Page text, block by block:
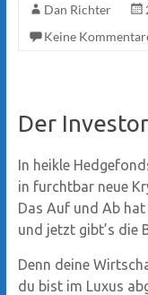
Dan Richter
Keine
Der Investor
In heikle
in furchtbar neue
Das Auf und Ab
und jetzt gibt’s die
Denn deine
du bist im Luxus